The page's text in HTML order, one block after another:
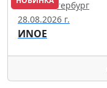
Санкт-Петербург
28.08.2026 г.
ИNОЕ